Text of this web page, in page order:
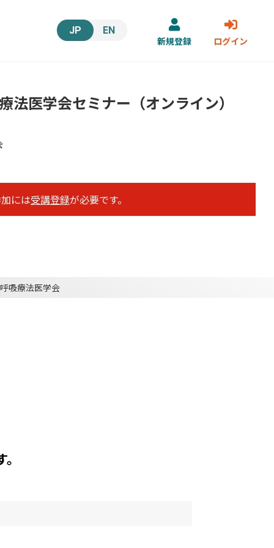
JP EN
新規登録
ログイン
法医学会セミナー（オンライン）
には受講登録が必要です。
吸療法医学会